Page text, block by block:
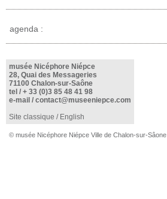
agenda :
musée Nicéphore Niépce
28, Quai des Messageries
71100 Chalon-sur-Saône
tel / + 33 (0)3 85 48 41 98
e-mail / contact@museeniepce.com
Site classique / English
© musée Nicéphore Niépce Ville de Chalon-sur-Sâone